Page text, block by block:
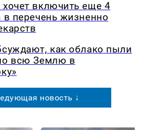
включить еще 4
в перечень жизненно
как облако пыли
всю Землю в
новость ↓